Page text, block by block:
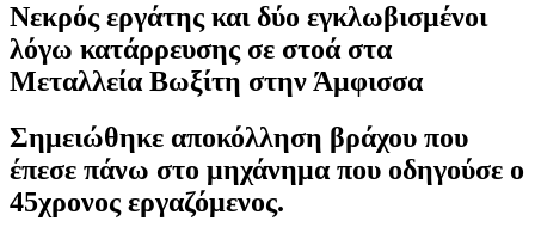
Νεκρός εργάτης και δύο εγκλωβισμένοι
λόγω κατάρρευσης σε στοά στα
Μεταλλεία Βωξίτη στην Άμφισσα
Σημειώθηκε αποκόλληση βράχου που
έπεσε πάνω στο μηχάνημα που οδηγούσε ο
45χρονος εργαζόμενος.